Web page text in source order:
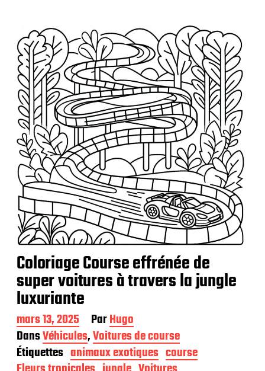
Coloriage Course effrénée de
super voitures à travers la jungle
luxuriante
D
a
t
e
d
mars 13, 2025 ParHugo
DansVéhicules,Voitures de course
Étiquettes animaux exotiques course